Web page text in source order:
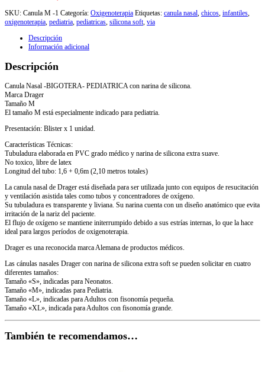
SKU: Canula M -1 Categoría: Oxigenoterapia Etiquetas: canula nasal, chicos, infantiles,
oxigenoterapia, pediatria, pediatricas, silicona soft, via
Descripción
Información adicional
Descripción
Canula Nasal -BIGOTERA- PEDIATRICA con narina de silicona.
Marca Drager
Tamaño M
El tamaño M está especialmente indicado para pediatria.
Presentación: Blister x 1 unidad.
Características Técnicas:
Tubuladura elaborada en PVC grado médico y narina de silicona extra suave.
No toxico, libre de latex
Longitud del tubo: 1,6 + 0,6m (2,10 metros totales)
La canula nasal de Drager está diseñada para ser utilizada junto con equipos de resucitación
y ventilación asistida tales como tubos y concentradores de oxígeno.
Su tubuladura es transparente y liviana. Su narina cuenta con un diseño anatómico que evita
irritación de la nariz del paciente.
El flujo de oxígeno se mantiene initerrumpido debido a sus estrías internas, lo que la hace
ideal para largos períodos de oxigenoterapia.
Drager es una reconocida marca Alemana de productos médicos.
Las cánulas nasales Drager con narina de silicona extra soft se pueden solicitar en cuatro
diferentes tamaños:
Tamaño «S», indicadas para Neonatos.
Tamaño «M», indicadas para Pediatria.
Tamaño «L», indicadas para Adultos con fisonomía pequeña.
Tamaño «XL», indicada para Adultos con fisonomía grande.
También te recomendamos…